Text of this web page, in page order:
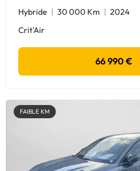
Hybride 30 000 Km
2024
Crit'Air
66 990 €
FAIBLE KM